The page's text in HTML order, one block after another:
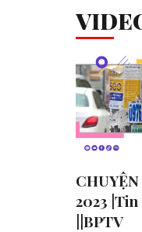
2023
||BPTV